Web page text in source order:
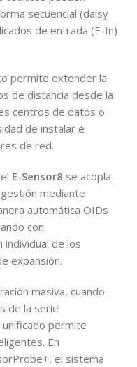
secuencial (daisy
de entrada (E-In)
permite extender la
de distancia desde la
centros de datos o
de instalar e
de red.
E-Sensor8 se acopla
mediante
automática OIDs
con
individual de los
expansión.
masiva, cuando
de la serie
permite
En
el sistema